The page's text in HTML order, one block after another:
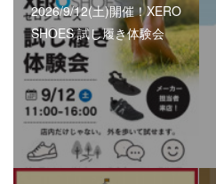
2026/9/12(土)開催！XERO
SHOES 試し履き体験会